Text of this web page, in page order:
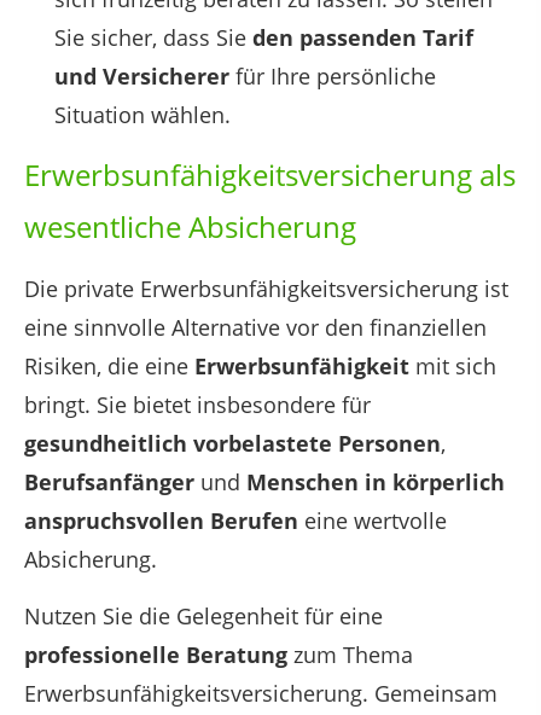
Sie sicher, dass Sie den passenden Tarif
und Versicherer für Ihre persönliche
Situation wählen.
Erwerbsunfähigkeitsversicherung als
wesentliche Absicherung
Die private Erwerbsunfähigkeitsversicherung ist
eine sinnvolle Alternative vor den finanziellen
Risiken, die eine Erwerbsunfähigkeit mit sich
bringt. Sie bietet insbesondere für
gesundheitlich vorbelastete Personen,
Berufsanfänger und Menschen in körperlich
anspruchsvollen Berufen eine wertvolle
Absicherung.
Nutzen Sie die Gelegenheit für eine
professionelle Beratung zum Thema
Erwerbsunfähigkeitsversicherung. Gemeinsam